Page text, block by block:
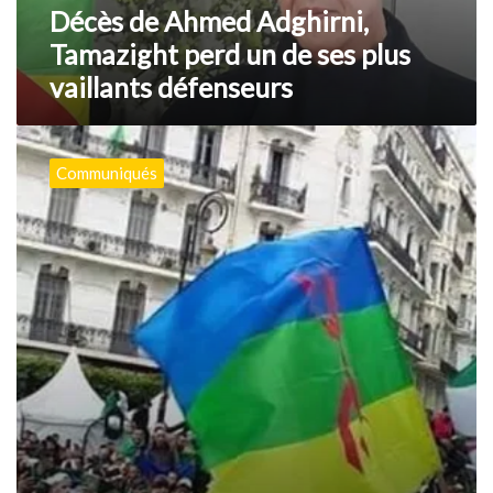
vaillants
défenseurs
Décès de Ahmed Adghirni,
Tamazight perd un de ses plus
vaillants défenseurs
Drapeau
Amazigh
:
symbole
d’unité,
de
résistance
de
lutte
Communiqués